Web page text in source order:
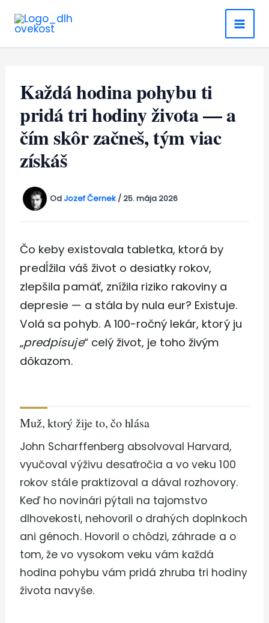
Každá hodina pohybu ti
pridá tri hodiny života — a
čím skôr začneš, tým viac
získáš
OdJozef Černek /25. mája 2026
Čo keby existovala tabletka, ktorá by
predĺžila váš život o desiatky rokov,
zlepšila pamäť, znížila riziko rakoviny a
depresie — a stála by nula eur? Existuje.
Volá sa pohyb. A 100-ročný lekár, ktorý ju
„predpisuje“ celý život, je toho živým
dôkazom.
Muž, ktorý žije to, čo hlása
John Scharffenberg absolvoval Harvard,
vyučoval výživu desaťročia a vo veku 100
rokov stále praktizoval a dával rozhovory.
Keď ho novinári pýtali na tajomstvo
dlhovekosti, nehovoril o drahých doplnkoch
ani génoch. Hovoril o chôdzi, záhrade a o
tom, že vo vysokom veku vám každá
hodina pohybu vám pridá zhruba tri hodiny
života navyše.